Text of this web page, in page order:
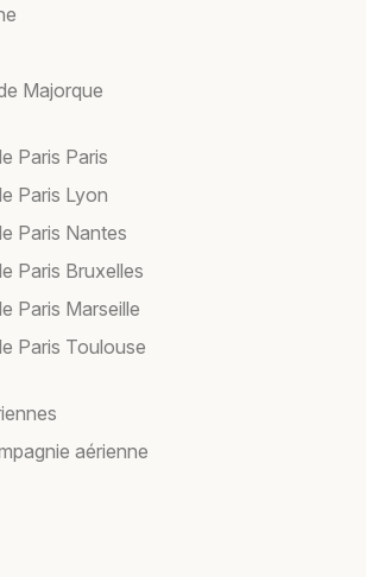
Majorque
Paris Paris
Paris Lyon
Paris Nantes
Paris Bruxelles
Paris Marseille
Paris Toulouse
aérienne